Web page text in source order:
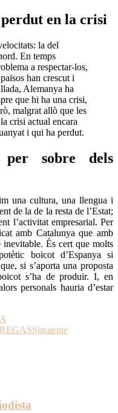
en la crisi
la del
En temps
a respectar-los,
han crescut i
Alemanya ha
que hi ha una crisi,
malgrat allò que les
crisi actual encara
i qui ha perdut.
per sobre dels
una cultura, una llengua i
de la de la resta de l’Estat;
l’activitat empresarial. Per
amb Catalunya que amb
inevitable. És cert que molts
boicot d’Espanya si
si s’aporta una proposta
s’ha de produir. I, en
personals hauria d’estar
Siguiente